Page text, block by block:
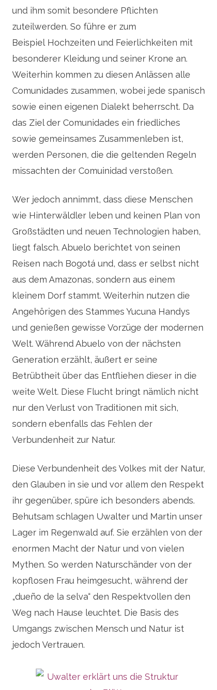
und ihm somit besondere Pflichten
zuteilwerden. So führe er zum
Beispiel Hochzeiten und Feierlichkeiten mit
besonderer Kleidung und seiner Krone an.
Weiterhin kommen zu diesen Anlässen alle
Comunidades zusammen, wobei jede spanisch
sowie einen eigenen Dialekt beherrscht. Da
das Ziel der Comunidades ein friedliches
sowie gemeinsames Zusammenleben ist,
werden Personen, die die geltenden Regeln
missachten der Comuinidad verstoßen.
Wer jedoch annimmt, dass diese Menschen
wie Hinterwäldler leben und keinen Plan von
Großstädten und neuen Technologien haben,
liegt falsch. Abuelo berichtet von seinen
Reisen nach Bogotá und, dass er selbst nicht
aus dem Amazonas, sondern aus einem
kleinem Dorf stammt. Weiterhin nutzen die
Angehörigen des Stammes Yucuna Handys
und genießen gewisse Vorzüge der modernen
Welt. Während Abuelo von der nächsten
Generation erzählt, äußert er seine
Betrübtheit über das Entfliehen dieser in die
weite Welt. Diese Flucht bringt nämlich nicht
nur den Verlust von Traditionen mit sich,
sondern ebenfalls das Fehlen der
Verbundenheit zur Natur.
Diese Verbundenheit des Volkes mit der Natur,
den Glauben in sie und vor allem den Respekt
ihr gegenüber, spüre ich besonders abends.
Behutsam schlagen Uwalter und Martin unser
Lager im Regenwald auf. Sie erzählen von der
enormen Macht der Natur und von vielen
Mythen. So werden Naturschänder von der
kopflosen Frau heimgesucht, während der
„dueño de la selva“ den Respektvollen den
Weg nach Hause leuchtet. Die Basis des
Umgangs zwischen Mensch und Natur ist
jedoch Vertrauen.